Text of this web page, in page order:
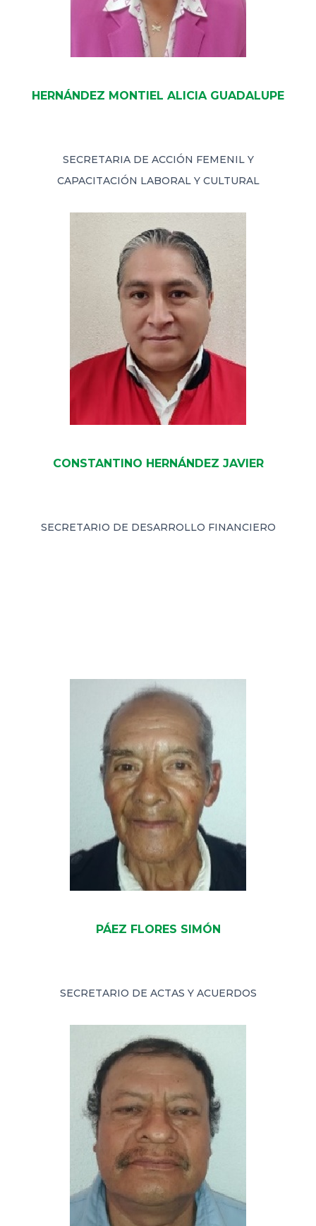
HERNÁNDEZ MONTIEL ALICIA GUADALUPE
SECRETARIA DE ACCIÓN FEMENIL Y
CAPACITACIÓN LABORAL Y CULTURAL
CONSTANTINO HERNÁNDEZ JAVIER
SECRETARIO DE DESARROLLO FINANCIERO
PÁEZ FLORES SIMÓN
SECRETARIO DE ACTAS Y ACUERDOS